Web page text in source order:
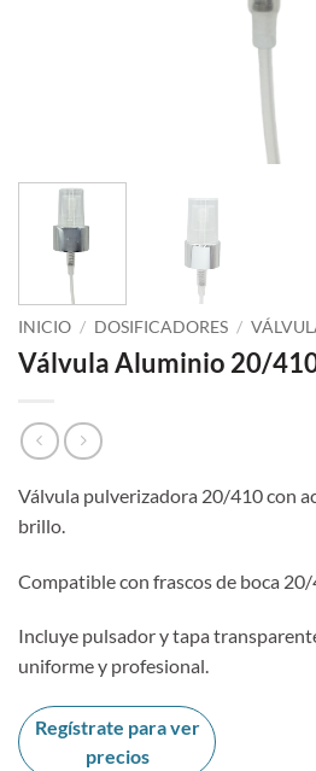
INICIO / DOSIFICADORES /
Válvula Aluminio 20/
Válvula pulverizadora 20/410 con
brillo.
Compatible con frascos de boca 20/
Incluye pulsador y tapa
uniforme y profesional.
Regístrate para ver
precios